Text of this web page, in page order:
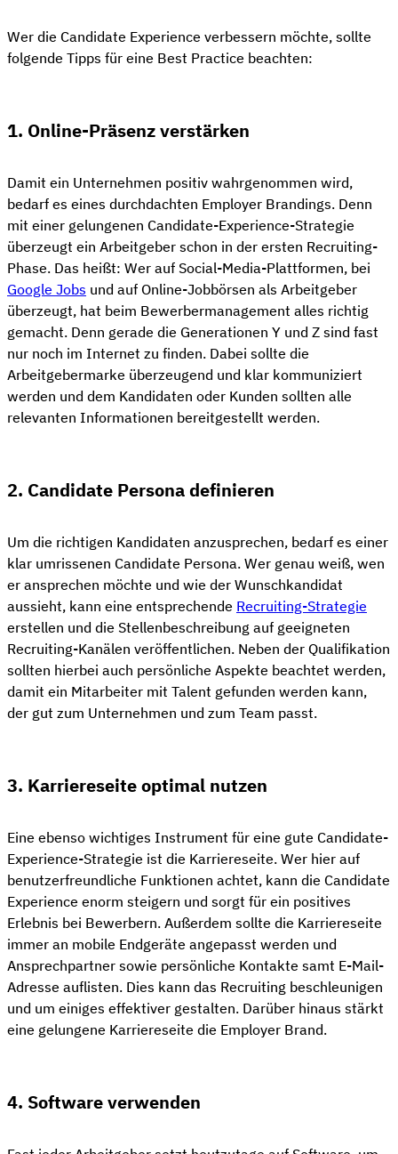
Wer die Candidate Experience verbessern möchte, sollte
folgende Tipps für eine Best Practice beachten:
1. Online-Präsenz verstärken
Damit ein Unternehmen positiv wahrgenommen wird,
bedarf es eines durchdachten Employer Brandings. Denn
mit einer gelungenen Candidate-Experience-Strategie
überzeugt ein Arbeitgeber schon in der ersten Recruiting-
Phase. Das heißt: Wer auf Social-Media-Plattformen, bei
Google Jobs und auf Online-Jobbörsen als Arbeitgeber
überzeugt, hat beim Bewerbermanagement alles richtig
gemacht. Denn gerade die Generationen Y und Z sind fast
nur noch im Internet zu finden. Dabei sollte die
Arbeitgebermarke überzeugend und klar kommuniziert
werden und dem Kandidaten oder Kunden sollten alle
relevanten Informationen bereitgestellt werden.
2. Candidate Persona definieren
Um die richtigen Kandidaten anzusprechen, bedarf es einer
klar umrissenen Candidate Persona. Wer genau weiß, wen
er ansprechen möchte und wie der Wunschkandidat
aussieht, kann eine entsprechende Recruiting-Strategie
erstellen und die Stellenbeschreibung auf geeigneten
Recruiting-Kanälen veröffentlichen. Neben der Qualifikation
sollten hierbei auch persönliche Aspekte beachtet werden,
damit ein Mitarbeiter mit Talent gefunden werden kann,
der gut zum Unternehmen und zum Team passt.
3. Karriereseite optimal nutzen
Eine ebenso wichtiges Instrument für eine gute Candidate-
Experience-Strategie ist die Karriereseite. Wer hier auf
benutzerfreundliche Funktionen achtet, kann die Candidate
Experience enorm steigern und sorgt für ein positives
Erlebnis bei Bewerbern. Außerdem sollte die Karriereseite
immer an mobile Endgeräte angepasst werden und
Ansprechpartner sowie persönliche Kontakte samt E-Mail-
Adresse auflisten. Dies kann das Recruiting beschleunigen
und um einiges effektiver gestalten. Darüber hinaus stärkt
eine gelungene Karriereseite die Employer Brand.
4. Software verwenden